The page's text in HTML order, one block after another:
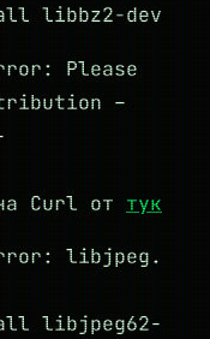
libbz2-dev
Please
–
Curl от тук
libjpeg.
libjpeg62-